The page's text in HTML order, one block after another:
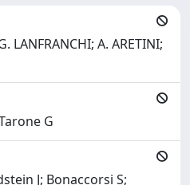
LANFRANCHI; A. ARETINI;
G
J; Bonaccorsi S;